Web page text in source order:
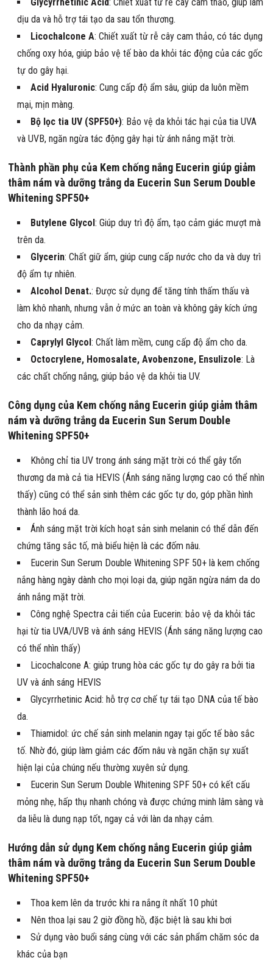
dịu da và hỗ trợ tái tạo da sau tổn thương.
Licochalcone A: Chiết xuất từ rễ cây cam thảo, có tác dụng
chống oxy hóa, giúp bảo vệ tế bào da khỏi tác động của các gốc
tự do gây hại.
Acid Hyaluronic: Cung cấp độ ẩm sâu, giúp da luôn mềm
mại, mịn màng.
Bộ lọc tia UV (SPF50+): Bảo vệ da khỏi tác hại của tia UVA
và UVB, ngăn ngừa tác động gây hại từ ánh nắng mặt trời.
Thành phần phụ của Kem chống nắng Eucerin giúp giảm
thâm nám và dưỡng trắng da Eucerin Sun Serum Double
Whitening SPF50+
Butylene Glycol: Giúp duy trì độ ẩm, tạo cảm giác mượt mà
trên da.
Glycerin: Chất giữ ẩm, giúp cung cấp nước cho da và duy trì
độ ẩm tự nhiên.
Alcohol Denat.: Được sử dụng để tăng tính thấm thấu và
làm khô nhanh, nhưng vẫn ở mức an toàn và không gây kích ứng
cho da nhạy cảm.
Caprylyl Glycol: Chất làm mềm, cung cấp độ ẩm cho da.
Octocrylene, Homosalate, Avobenzone, Ensulizole: Là
các chất chống nắng, giúp bảo vệ da khỏi tia UV.
Công dụng của Kem chống nắng Eucerin giúp giảm thâm
nám và dưỡng trắng da Eucerin Sun Serum Double
Whitening SPF50+
Không chỉ tia UV trong ánh sáng mặt trời có thể gây tổn
thương da mà cả tia HEVIS (Ánh sáng năng lượng cao có thể nhìn
thấy) cũng có thể sản sinh thêm các gốc tự do, góp phần hình
thành lão hoá da.
Ánh sáng mặt trời kích hoạt sản sinh melanin có thể dẫn đến
chứng tăng sắc tố, mà biểu hiện là các đốm nâu.
Eucerin Sun Serum Double Whitening SPF 50+ là kem chống
nắng hàng ngày dành cho mọi loại da, giúp ngăn ngừa nám da do
ánh nắng mặt trời.
Công nghệ Spectra cải tiến của Eucerin: bảo vệ da khỏi tác
hại từ tia UVA/UVB và ánh sáng HEVIS (Ánh sáng năng lượng cao
có thể nhìn thấy)
Licochalcone A: giúp trung hòa các gốc tự do gây ra bởi tia
UV và ánh sáng HEVIS
Glycyrrhetinic Acid: hỗ trợ cơ chế tự tái tạo DNA của tế bào
da.
Thiamidol: ức chế sản sinh melanin ngay tại gốc tế bào sắc
tố. Nhờ đó, giúp làm giảm các đốm nâu và ngăn chặn sự xuất
hiện lại của chúng nếu thường xuyên sử dụng.
Eucerin Sun Serum Double Whitening SPF 50+ có kết cấu
mỏng nhẹ, hấp thụ nhanh chóng và được chứng minh lâm sàng và
da liễu là dung nạp tốt, ngay cả với làn da nhạy cảm.
Hướng dẫn sử dụng Kem chống nắng Eucerin giúp giảm
thâm nám và dưỡng trắng da Eucerin Sun Serum Double
Whitening SPF50+
Thoa kem lên da trước khi ra nắng ít nhất 10 phút
Nên thoa lại sau 2 giờ đồng hồ, đặc biệt là sau khi bơi
Sử dụng vào buổi sáng cùng với các sản phẩm chăm sóc da
khác của bạn